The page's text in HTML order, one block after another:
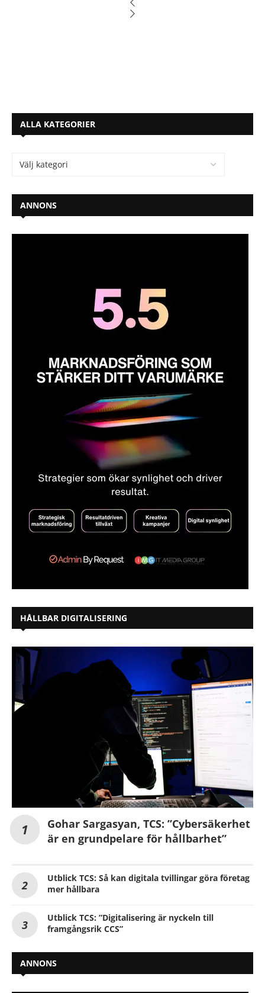
ALLA KATEGORIER
ANNONS
HÅLLBAR DIGITALISERING
Gohar Sargasyan, TCS: ”Cybersäkerhet
är en grundpelare för hållbarhet”
Utblick TCS: Så kan digitala tvillingar göra företag
mer hållbara
Utblick TCS: ”Digitalisering är nyckeln till
framgångsrik CCS”
ANNONS